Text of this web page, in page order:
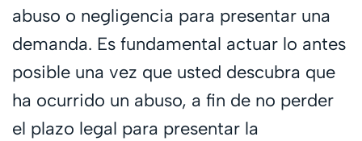
abuso o negligencia para presentar una
demanda. Es fundamental actuar lo antes
posible una vez que usted descubra que
ha ocurrido un abuso, a fin de no perder
el plazo legal para presentar la